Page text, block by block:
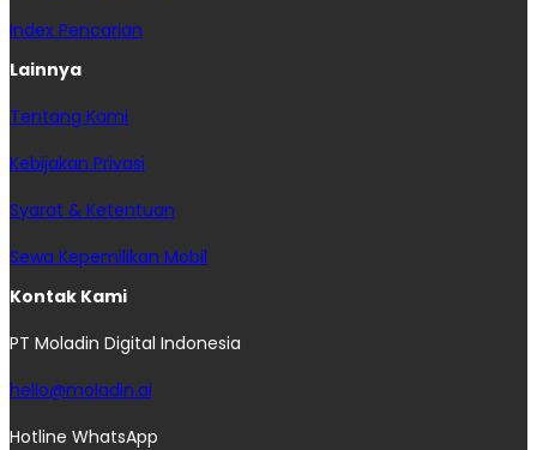
Index Pencarian
Lainnya
Tentang Kami
Kebijakan Privasi
Syarat & Ketentuan
Sewa Kepemilikan Mobil
Kontak Kami
PT Moladin Digital Indonesia
hello@moladin.ai
Hotline WhatsApp